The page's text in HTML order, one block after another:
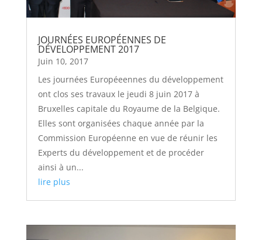
JOURNÉES EUROPÉENNES DE
DÉVELOPPEMENT 2017
Juin 10, 2017
Les journées Européeennes du développement
ont clos ses travaux le jeudi 8 juin 2017 à
Bruxelles capitale du Royaume de la Belgique.
Elles sont organisées chaque année par la
Commission Européenne en vue de réunir les
Experts du développement et de procéder
ainsi à un...
lire plus